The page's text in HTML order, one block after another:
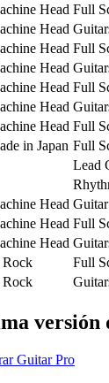
Head Full
Head
Head Full
Head
Head Full
Head
Head Full
in Japan Full
Lead
Head
Head Full
Head
Full
Guitar Pro